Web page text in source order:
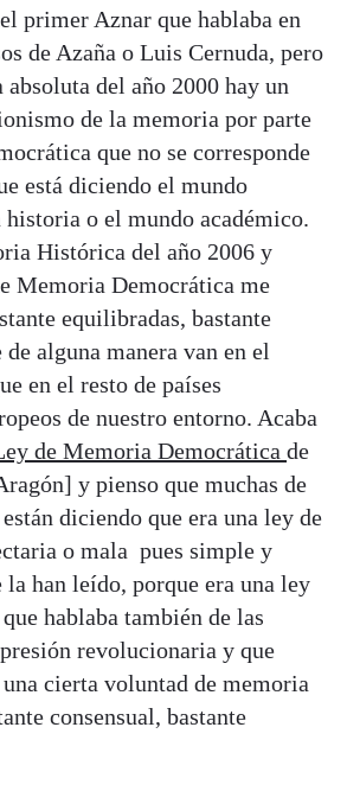
primer Aznar que hablaba en
de Azaña o Luis Cernuda, pero
absoluta del año 2000 hay un
de la memoria por parte
que no se corresponde
está diciendo el mundo
o el mundo académico.
Histórica del año 2006 y
Memoria Democrática me
equilibradas, bastante
alguna manera van en el
en el resto de países
de nuestro entorno. Acaba
de Memoria Democrática de
y pienso que muchas de
diciendo que era una ley de
o mala pues simple y
la han leído, porque era una ley
hablaba también de las
revolucionaria y que
cierta voluntad de memoria
consensual, bastante